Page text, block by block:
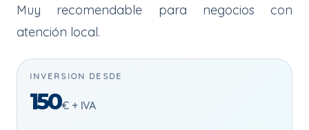
Muy recomendable para negocios con
atención local.
INVERSION DESDE
150€ + IVA